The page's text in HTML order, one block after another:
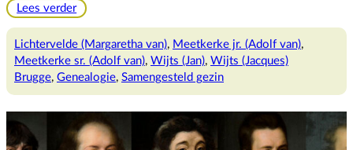
Lees verder:
Wijts-
Meetkerken
connectie
Lichtervelde (Margaretha van), Meetkerke jr. (Adolf van)
Meetkerke sr. (Adolf van), Wijts (Jan), Wijts (Jacques)
Brugge, Genealogie, Samengesteld gezin